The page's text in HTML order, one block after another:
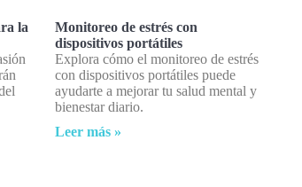
la
Monitoreo de estrés con
dispositivos portátiles
Explora cómo el monitoreo de estrés
con dispositivos portátiles puede
ayudarte a mejorar tu salud mental y
bienestar diario.
Leer más »